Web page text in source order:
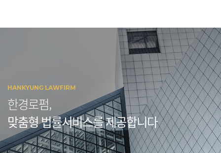
HANKYUNG LAWFIRM
한경로펌,
맞춤형 법률서비스를 제공합니다